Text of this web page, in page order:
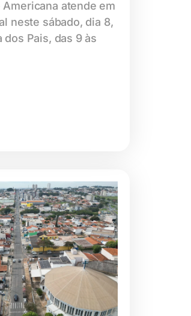
atende em
neste sábado, dia 8,
dos Pais, das 9 às